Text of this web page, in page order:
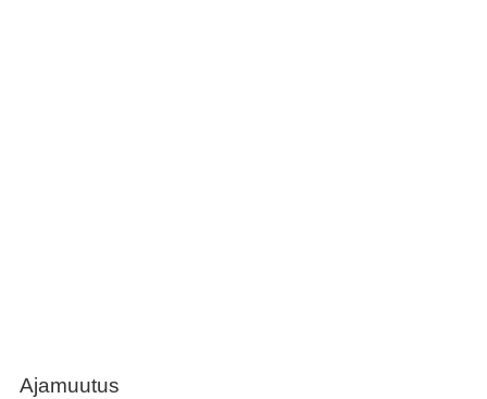
Ajamuutus